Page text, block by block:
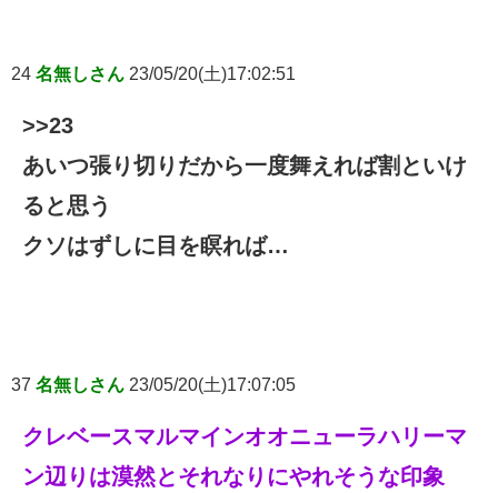
24 名無しさん 23/05/20(土)17:02:51
>>23
あいつ張り切りだから一度舞えれば割といけ
ると思う
クソはずしに目を瞑れば…
37 名無しさん 23/05/20(土)17:07:05
クレベースマルマインオオニューラハリーマ
ン辺りは漠然とそれなりにやれそうな印象